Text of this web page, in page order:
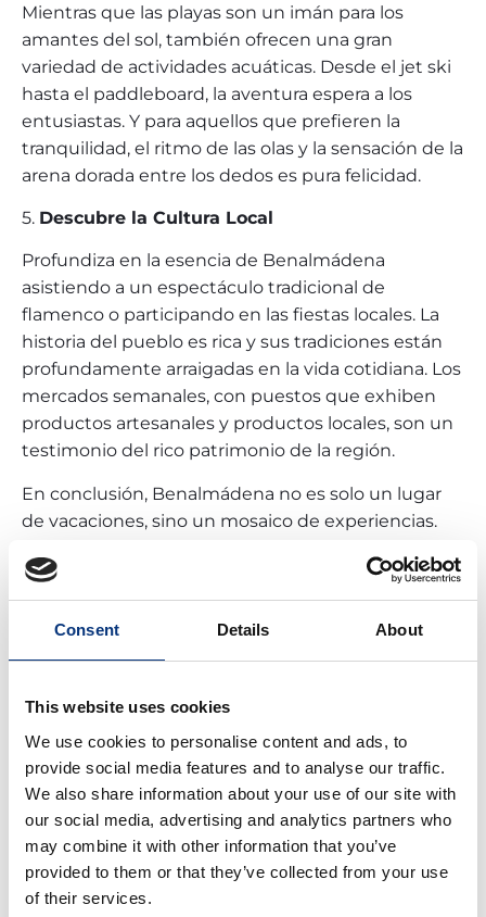
Consent Details About
This website uses cookies
We use cookies to personalise content and ads, to
provide social media features and to analyse our traffic.
We also share information about your use of our site with
our social media, advertising and analytics partners who
may combine it with other information that you’ve
provided to them or that they’ve collected from your use
of their services.
Mientras que las playas son un imán para los
amantes del sol, también ofrecen una gran
variedad de actividades acuáticas. Desde el jet ski
hasta el paddleboard, la aventura espera a los
entusiastas. Y para aquellos que prefieren la
tranquilidad, el ritmo de las olas y la sensación de la
arena dorada entre los dedos es pura felicidad.
5. Descubre la Cultura Local
Profundiza en la esencia de Benalmádena
asistiendo a un espectáculo tradicional de
flamenco o participando en las fiestas locales. La
historia del pueblo es rica y sus tradiciones están
profundamente arraigadas en la vida cotidiana. Los
mercados semanales, con puestos que exhiben
productos artesanales y productos locales, son un
testimonio del rico patrimonio de la región.
En conclusión, Benalmádena no es solo un lugar
de vacaciones, sino un mosaico de experiencias.
corazón histórico, cada momento en esta ciudad
promete recuerdos que se atesorarán por toda la
vida. Así que, prepara tus maletas y deja que la
magia de Benalmádena te encante.
Para disfrutar al máximo de la ciudad, no te pierdas
completa tu plan con experiencias únicas.
COMPARTE